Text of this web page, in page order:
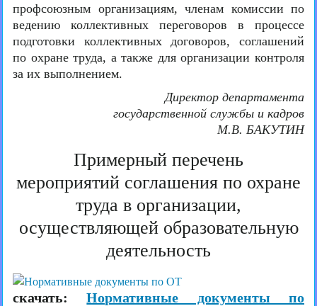
профсоюзным организациям, членам комиссии по
ведению коллективных переговоров в процессе
подготовки коллективных договоров, соглашений
по охране труда, а также для организации контроля
за их выполнением.
Директор департамента
государственной службы и кадров
М.В. БАКУТИН
Примерный перечень
мероприятий соглашения по охране
труда в организации,
осуществляющей образовательную
деятельность
скачать:Нормативные документы по